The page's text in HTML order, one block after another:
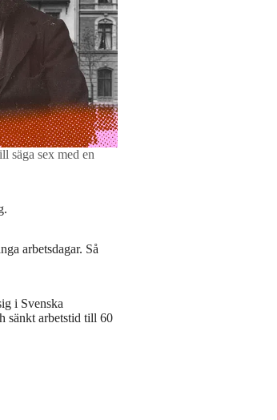
säga sex med en
arbetsdagar. Så
i Svenska
sänkt arbetstid till 60